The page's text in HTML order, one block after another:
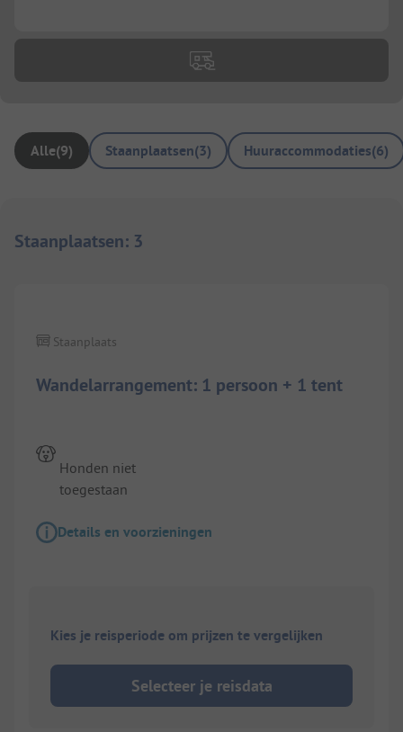
Alle(9) Staanplaatsen(3) Huuraccommodaties(6)
Staanplaatsen: 3
Wandelarrangement: 1 persoon + 1 tent
Staanplaats
Honden niet
toegestaan
Details en voorzieningen
Kies je reisperiode om prijzen te vergelijken
Selecteer je reisdata